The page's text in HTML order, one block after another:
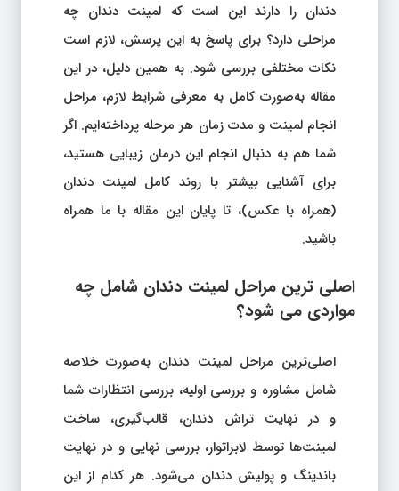
دندان را دارند این است که لمینت دندان چه
مراحلی دارد؟ برای پاسخ به این پرسش، لازم است
نکات مختلفی بررسی شود. به همین دلیل، در این
مقاله به‌صورت کامل به معرفی شرایط لازم، مراحل
انجام لمینت و مدت زمان هر مرحله پرداخته‌ایم. اگر
شما هم به دنبال انجام این درمان زیبایی هستید،
برای آشنایی بیشتر با روند کامل لمینت دندان
(همراه با عکس)، تا پایان این مقاله با ما همراه
باشید.
اصلی ترین مراحل لمینت دندان شامل چه
مواردی می شود؟
اصلی‌ترین مراحل لمینت دندان به‌صورت خلاصه
شامل مشاوره و بررسی اولیه، بررسی انتظارات شما
و در نهایت تراش دندان، قالب‌گیری، ساخت
لمینت‌ها توسط لابراتوار، بررسی نهایی و در نهایت
باندینگ و پولیش دندان می‌شود. هر کدام از این